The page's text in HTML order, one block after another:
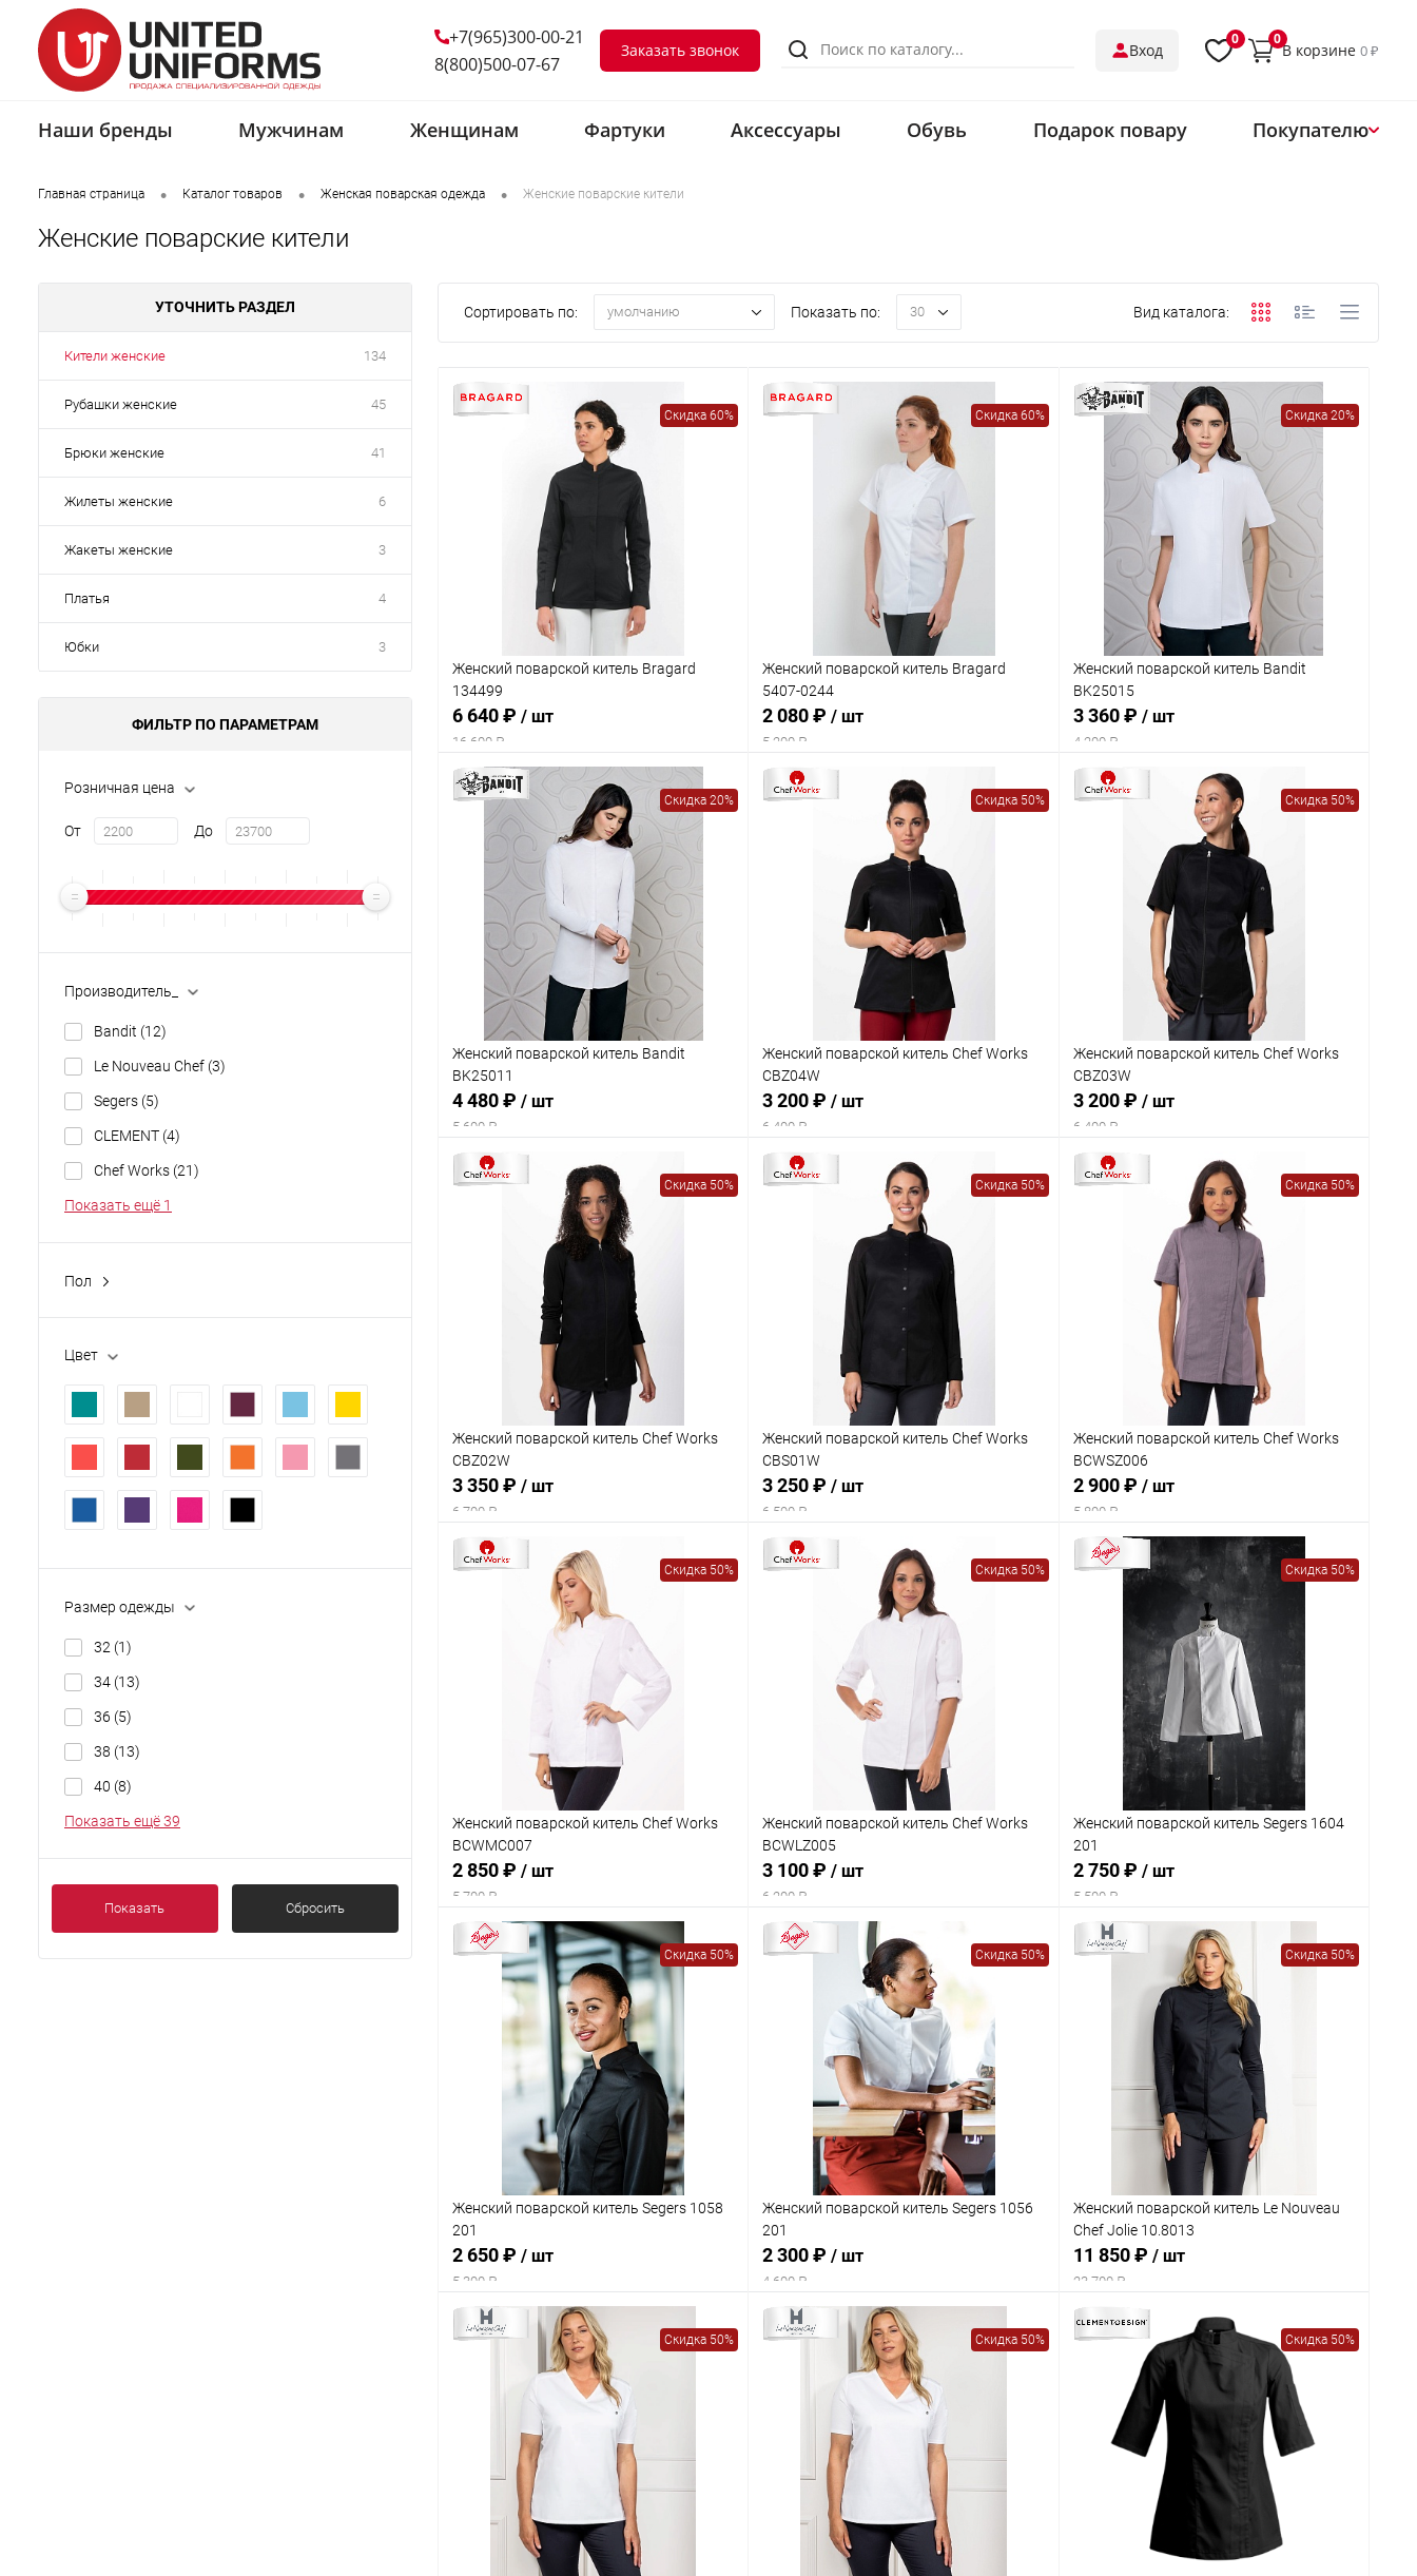
Оплата
Доставка
Контакты
Одеть ресторан
+7(965)300-00-21
8(800)500-07-67
Заказать звонок Вход
0 0
В корзине 0 ₽
Наши бренды Мужчинам Женщинам Фартуки Аксессуары Обувь Подарок повару Покупателю
Главная страница • Каталог товаров • Женская поварская одежда • Женские поварские кители
Женские поварские кители
УТОЧНИТЬ РАЗДЕЛ
Кители женские 134
Рубашки женские 45
Брюки женские 41
Жилеты женские 6
Жакеты женские 3
Платья 4
Юбки 3
ФИЛЬТР ПО ПАРАМЕТРАМ
Розничная цена
От До
Производитель_
Bandit (12)
Le Nouveau Chef (3)
Segers (5)
CLEMENT (4)
Chef Works (21)
Показать ещё 1
Пол
Цвет
Размер одежды
32 (1)
34 (13)
36 (5)
38 (13)
40 (8)
Показать ещё 39
Показать Сбросить
Сортировать по: умолчанию Показать по: 30 Вид каталога:
Скидка 60%
Женский поварской китель Bragard
134499
6 640 ₽ / шт
16 600 ₽
Скидка 60%
Женский поварской китель Bragard
5407-0244
2 080 ₽/ шт
5 200 ₽
Скидка 20%
Женский поварской китель Bandit
BK25015
3 360 ₽ / шт
4 200 ₽
Скидка 20%
Женский поварской китель Bandit
BK25011
4 480 ₽ / шт
5 600 ₽
Скидка 50%
Женский поварской китель Chef Works
CBZ04W
3 200 ₽/ шт
6 400 ₽
Скидка 50%
Женский поварской китель Chef Works
CBZ03W
3 200 ₽ / шт
6 400 ₽
Скидка 50%
Женский поварской китель Chef Works
CBZ02W
3 350 ₽ / шт
6 700 ₽
Скидка 50%
Женский поварской китель Chef Works
CBS01W
3 250 ₽/ шт
6 500 ₽
Скидка 50%
Женский поварской китель Chef Works
BCWSZ006
2 900 ₽ / шт
5 800 ₽
Скидка 50%
Женский поварской китель Chef Works
BCWMC007
2 850 ₽ / шт
5 700 ₽
Скидка 50%
Женский поварской китель Chef Works
BCWLZ005
3 100 ₽/ шт
6 200 ₽
Скидка 50%
Женский поварской китель Segers 1604
201
2 750 ₽ / шт
5 500 ₽
Скидка 50%
Женский поварской китель Segers 1058
201
2 650 ₽ / шт
5 300 ₽
Скидка 50%
Женский поварской китель Segers 1056
201
2 300 ₽/ шт
4 600 ₽
Скидка 50%
Женский поварской китель Le Nouveau
Chef Jolie 10.8013
11 850 ₽ / шт
23 700 ₽
Скидка 50% Скидка 50% Скидка 50%